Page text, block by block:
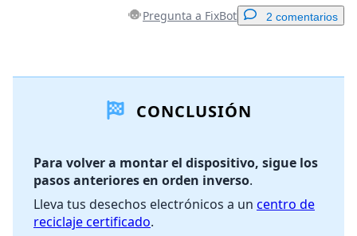
Pregunta a FixBot 2 comentarios
Agregar Comentario
Cancelar Publicar comentario
CONCLUSIÓN
Para volver a montar el dispositivo, sigue los
pasos anteriores en orden inverso.
Lleva tus desechos electrónicos a un centro de
reciclaje certificado.